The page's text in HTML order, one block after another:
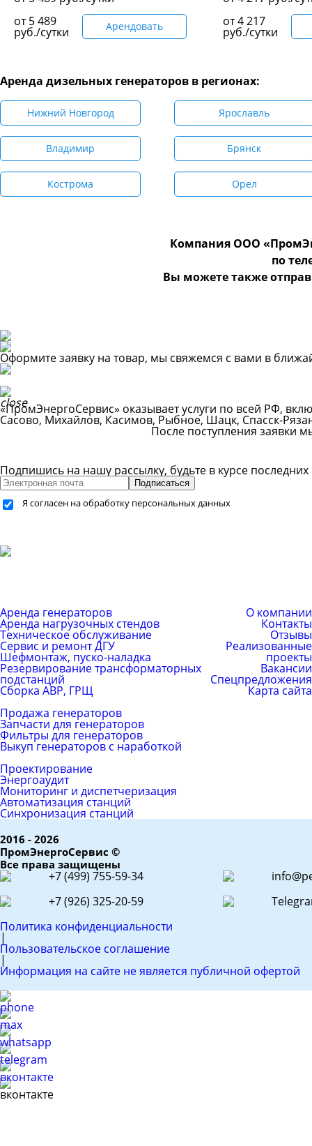
от5 489
руб./сутки Арендовать
от4 217
руб./сутки
Аренда дизельных генераторов в регионах:
Нижний Новгород Ярославль
Владимир Брянск
Кострома Орел
Компания ООО
по
Вы можете также
Оформите заявку на товар, мы свяжемся с вами в
«ПромЭнергоСервис» оказывает услуги по всей РФ,
Сасово, Михайлов, Касимов, Рыбное, Шацк, Спасск-
После поступления заявки
Подпишись на нашу рассылку, будьте в курсе
Подписаться
Я согласен на обработку персональных данных
Аренда генераторов
Аренда нагрузочных стендов
Техническое обслуживание
Сервис и ремонт ДГУ
Шефмонтаж, пуско-наладка
Резервирование трансформаторных
подстанций
Сборка АВР, ГРЩ
О компании
Контакты
Отзывы
Реализованные
проекты
Вакансии
Спецпредложения
Карта сайта
Каталог товаров
Продажа генераторов
Запчасти для генераторов
Фильтры для генераторов
Выкуп генераторов с наработкой
ЕРС (контракт)
Проектирование
Энергоаудит
Мониторинг и диспетчеризация
Автоматизация станций
Синхронизация станций
2016 - 2026
ПромЭнергоСервис ©
Все права защищены
+7 (499) 755-59-34
+7 (926) 325-20-59
Политика конфиденциальности
|
Пользовательское соглашение
|
Информация на сайте не является публичной офертой